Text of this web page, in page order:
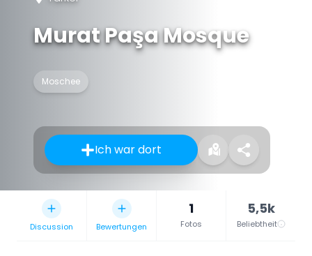
Murat Paşa Mosque
Moschee
Ich war dort
Discussion Bewertungen
1
Fotos
5,5k
Beliebtheit